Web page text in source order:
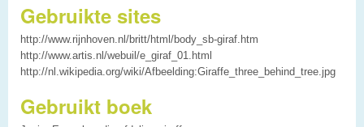
Gebruikte sites
http://www.rijnhoven.nl/britt/html/body_sb-giraf.htm
http://www.artis.nl/webuil/e_giraf_01.html
http://nl.wikipedia.org/wiki/Afbeelding:Giraffe_three_behind_tree.jpg
Gebruikt boek